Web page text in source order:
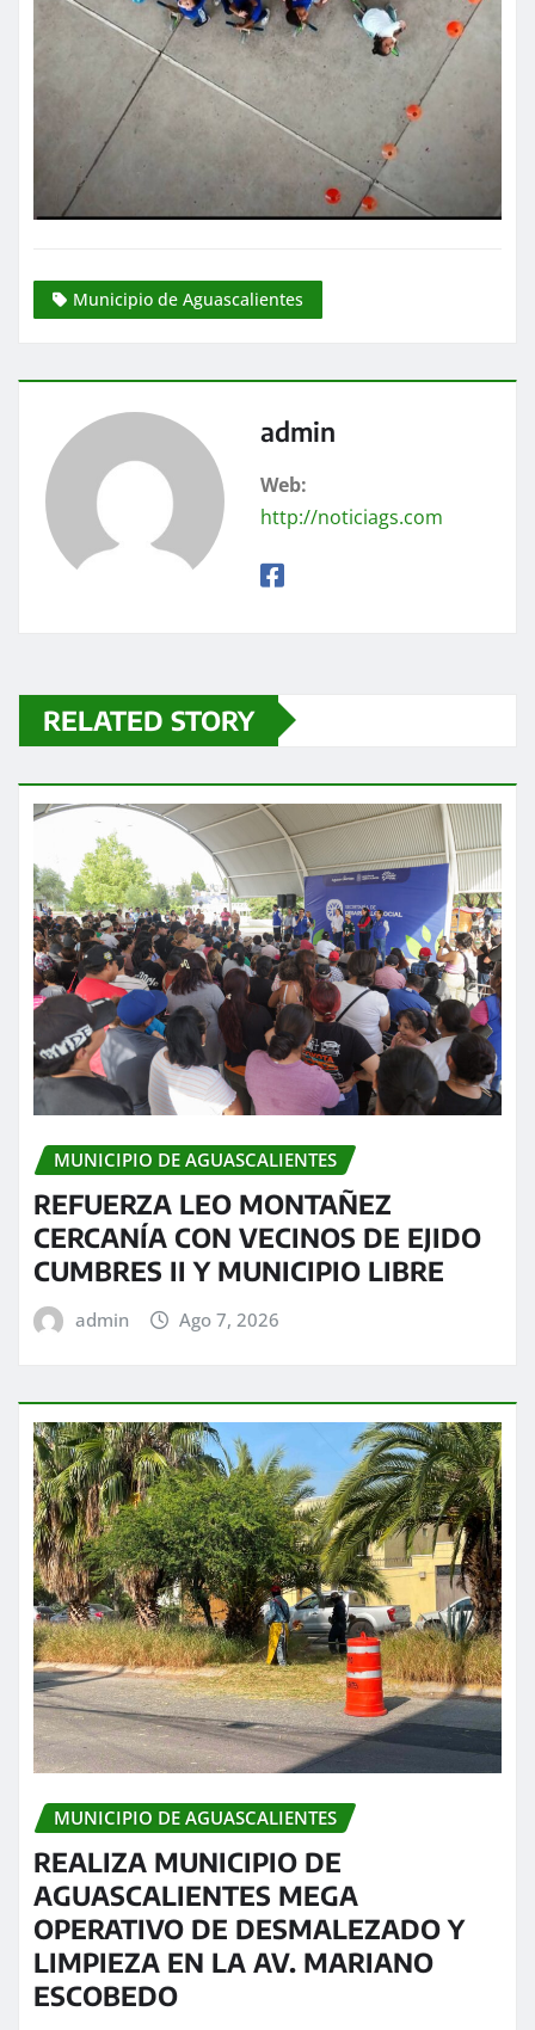
Municipio de Aguascalientes
admin
Web:
http://noticiags.com
RELATED STORY
MUNICIPIO DE AGUASCALIENTES
REFUERZA LEO MONTAÑEZ
CERCANÍA CON VECINOS DE EJIDO
CUMBRES II Y MUNICIPIO LIBRE
admin Ago 7, 2026
MUNICIPIO DE AGUASCALIENTES
REALIZA MUNICIPIO DE
AGUASCALIENTES MEGA
OPERATIVO DE DESMALEZADO Y
LIMPIEZA EN LA AV. MARIANO
ESCOBEDO